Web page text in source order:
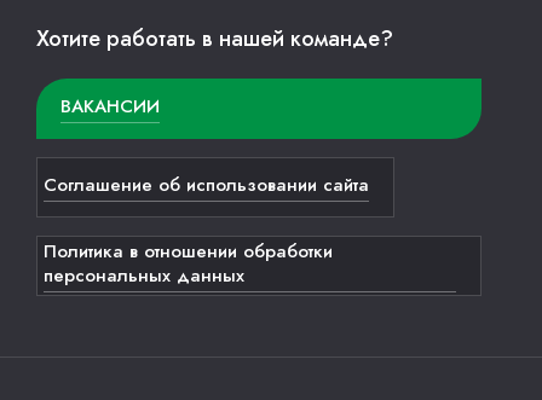
Хотите работать в нашей команде?
ВАКАНСИИ
Соглашение об использовании сайта
Политика в отношении обработки
персональных данных